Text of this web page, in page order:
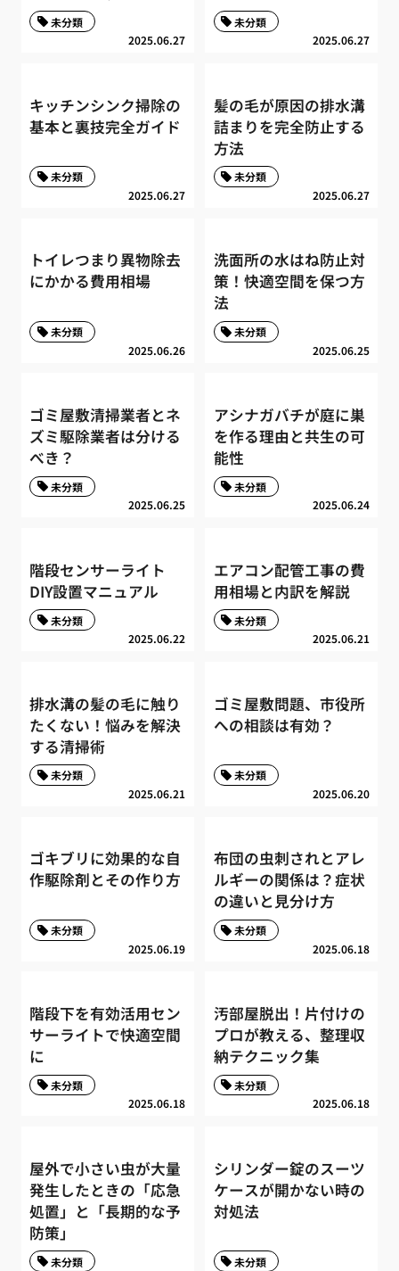
2025.06.27
未分類
2025.06.27
未分類
キッチンシンク掃除の
基本と裏技完全ガイド
2025.06.27
未分類
髪の毛が原因の排水溝
詰まりを完全防止する
方法
2025.06.27
未分類
トイレつまり異物除去
にかかる費用相場
2025.06.26
未分類
洗面所の水はね防止対
策！快適空間を保つ方
法
2025.06.25
未分類
ゴミ屋敷清掃業者とネ
ズミ駆除業者は分ける
べき？
2025.06.25
未分類
アシナガバチが庭に巣
を作る理由と共生の可
能性
2025.06.24
未分類
階段センサーライト
DIY設置マニュアル
2025.06.22
未分類
エアコン配管工事の費
用相場と内訳を解説
2025.06.21
未分類
排水溝の髪の毛に触り
たくない！悩みを解決
する清掃術
2025.06.21
未分類
ゴミ屋敷問題、市役所
への相談は有効？
2025.06.20
未分類
ゴキブリに効果的な自
作駆除剤とその作り方
2025.06.19
未分類
布団の虫刺されとアレ
ルギーの関係は？症状
の違いと見分け方
2025.06.18
未分類
階段下を有効活用セン
サーライトで快適空間
に
2025.06.18
未分類
汚部屋脱出！片付けの
プロが教える、整理収
納テクニック集
2025.06.18
未分類
屋外で小さい虫が大量
発生したときの「応急
処置」と「長期的な予
防策」
未分類
シリンダー錠のスーツ
ケースが開かない時の
対処法
未分類